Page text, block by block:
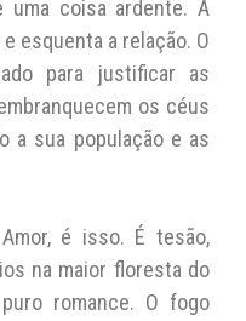
uma coisa ardente. A
esquenta a relação. O
para justificar as
os céus
a sua população e as
é isso. É tesão,
na maior floresta do
romance. O fogo